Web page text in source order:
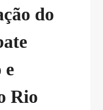
do
e
Rio